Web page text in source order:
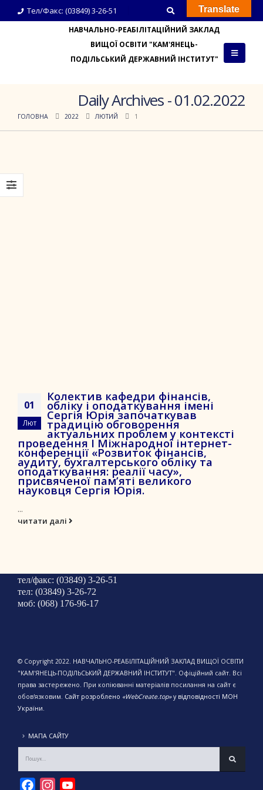
Тел/Факс: (03849) 3-26-51
НАВЧАЛЬНО-РЕАБІЛІТАЦІЙНИЙ ЗАКЛАД
ВИЩОЇ ОСВІТИ "КАМ'ЯНЕЦЬ-
ПОДІЛЬСЬКИЙ ДЕРЖАВНИЙ ІНСТИТУТ"
Daily Archives - 01.02.2022
ГОЛОВНА 2022 ЛЮТИЙ 1
01
Лют
Колектив кафедри фінансів,
обліку і оподаткування імені
Сергія Юрія започаткував
традицію обговорення
актуальних проблем у контексті
проведення І Міжнародної інтернет-
конференції «Розвиток фінансів,
аудиту, бухгалтерського обліку та
оподаткування: реалії часу»,
присвяченої пам’яті великого
науковця Сергія Юрія.
...
читати далі
тел/факс: (03849) 3-26-51
тел: (03849) 3-26-72
моб: (068) 176-96-17
© Copyright 2022. НАВЧАЛЬНО-РЕАБІЛІТАЦІЙНИЙ ЗАКЛАД ВИЩОЇ ОСВІТИ
"КАМ'ЯНЕЦЬ-ПОДІЛЬСЬКИЙ ДЕРЖАВНИЙ ІНСТИТУТ". Офіційний сайт. Всі
права застережено. При копіюванні матеріалів посилання на сайт є
обов'язковим. Сайт розроблено «WebCreate.top»у відповідності МОН
України.
МАПА САЙТУ
FacebookInstagram
Translate